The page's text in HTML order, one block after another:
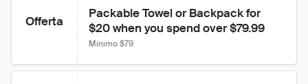
Offerta
Packable Towel or Backpack for
$20 when you spend over $79.99
Minimo $79